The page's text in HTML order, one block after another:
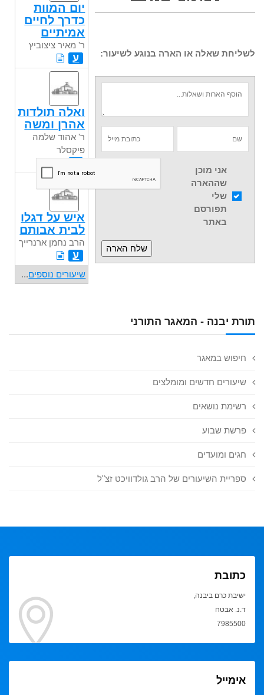
תורת יבנה - המאגר התורני
חיפוש במאגר
שיעורים חדשים ומומלצים
רשימת נושאים
פרשת שבוע
חגים ומועדים
ספריית השיעורים של הרב גולדוויכט זצ"ל
לשליחת שאלה או הארה בנוגע לשיעור:
אני מוכן
שההארה
שלי
תפורסם
באתר
יום המוות
כדרך לחיים
אמיתיים
ר' מאיר ציצוביץ
ע
ואלה תולדות
אהרן ומשה
ר' אהוד שלמה
פיקסלר
איש על דגלו
לבית אבותם
הרב נחמן ארנרייך
ע
שיעורים נוספים...
כתובת
ישיבת כרם ביבנה,
ד.נ. אבטח
7985500
אימייל